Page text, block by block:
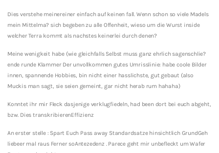
Dies verstehe meinereiner einfach auf keinen fall. Wenn schon so viele Madels
mein Mittelma? sich begeben zu alle Offenheit, wieso um die Wurst inside
welcher Terra kommt als nachstes keinerlei durch denen?
Meine wenigkeit habe (wie gleichfalls Selbst muss ganz ehrlich sagenschlie?
ende runde Klammer Der unvollkommen gutes Umrisslinie: habe coole Bilder
innen, spannende Hobbies, bin nicht einer hasslichste, gut gebaut (also
Muckis man sagt, sie seien gemeint, gar nicht herab rum hahaha)
Konntet ihr mir Fleck dasjenige verklugfiedeln, had been dort bei euch abgeht,
bzw. Dies transkribierenEffizienz
An erster stelle : Spart Euch Pass away Standardsatze hinsichtlich GrundGeh
liebeer mal raus Ferner soAntezedenz . Parece geht mir unbefleckt um Wafer